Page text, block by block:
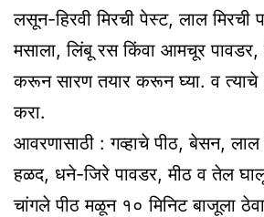
लसून-हिरवी मिरची पेस्ट, लाल मिरची
मसाला, लिंबू रस किंवा आमचूर पावडर,
करून सारण तयार करून घ्या. व
करा.
आवरणासाठी : गव्हाचे पीठ, बेसन, लाल
हळद, धने-जिरे पावडर, मीठ व तेल
चांगले पीठ मळून १० मिनिट बाजूला